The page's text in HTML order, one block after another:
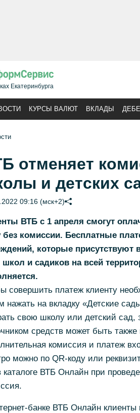
Екатеринбурга
КУРСЫ ВАЛЮТ ВКЛАДЫ
отменяет
и детских
09:16 (мск+2)
ВТБ с 1 апреля смогут
без комиссии. Бесплатные
которые присутствуют
и садиков на всей
совершить платеж клиенту
нажать на вкладку «Детские
свою школу или детский сад,
средств может быть также
комиссия и платеж
можно по QR-коду или
каталоге ВТБ Онлайн при
банке ВТБ Онлайн